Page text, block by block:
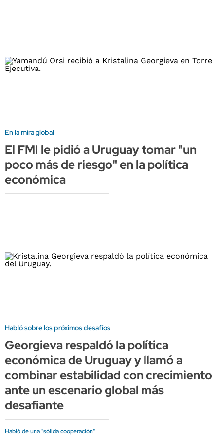
En la mira global
El FMI le pidió a Uruguay tomar "un
poco más de riesgo" en la política
económica
Habló sobre los próximos desafíos
Georgieva respaldó la política
económica de Uruguay y llamó a
combinar estabilidad con crecimiento
ante un escenario global más
desafiante
Habló de una "sólida cooperación"